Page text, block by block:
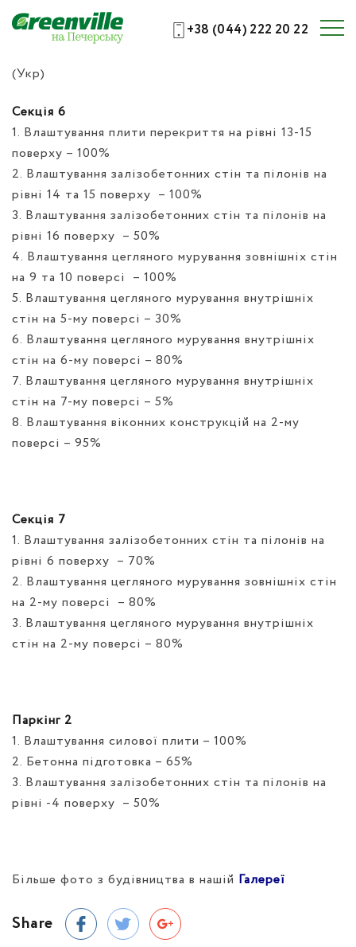
+38 (044) 222 20 22
(Укр)
Секція 6
1. Влаштування плити перекриття на рівні 13-15
поверху – 100%
2. Влаштування залізобетонних стін та пілонів на
рівні 14 та 15 поверху – 100%
3. Влаштування залізобетонних стін та пілонів на
рівні 16 поверху – 50%
4. Влаштування цегляного мурування зовнішніх стін
на 9 та 10 поверсі – 100%
5. Влаштування цегляного мурування внутрішніх
стін на 5-му поверсі – 30%
6. Влаштування цегляного мурування внутрішніх
стін на 6-му поверсі – 80%
7. Влаштування цегляного мурування внутрішніх
стін на 7-му поверсі – 5%
8. Влаштування віконних конструкцій на 2-му
поверсі – 95%
Секція 7
1. Влаштування залізобетонних стін та пілонів на
рівні 6 поверху – 70%
2. Влаштування цегляного мурування зовнішніх стін
на 2-му поверсі – 80%
3. Влаштування цегляного мурування внутрішніх
стін на 2-му поверсі – 80%
Паркінг 2
1. Влаштування силової плити – 100%
2. Бетонна підготовка – 65%
3. Влаштування залізобетонних стін та пілонів на
рівні -4 поверху – 50%
Більше фото з будівництва в нашій Галереї
Share